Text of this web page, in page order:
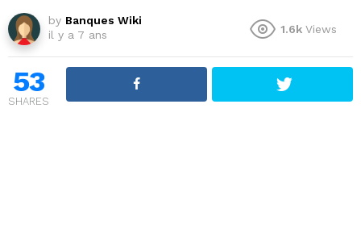
by Banques Wiki
il y a 7 ans
1.6k Views
53
SHARES